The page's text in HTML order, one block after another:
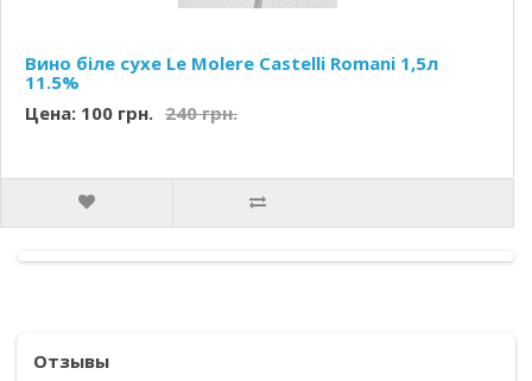
Вино біле сухе Le Molere Castelli Romani 1,5л
11.5%
Цена: 100 грн. 240 грн.
Отзывы